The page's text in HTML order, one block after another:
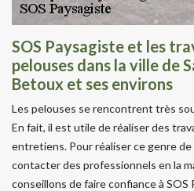
SOS Paysagiste et les
pelouses dans la ville de
Betoux et ses environs
Les pelouses se rencontrent très
En fait, il est utile de réaliser des
entretiens. Pour réaliser ce genre
contacter des professionnels en la
conseillons de faire confiance à SOS